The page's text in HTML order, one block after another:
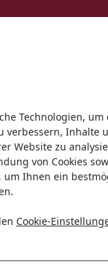
Technologien, um
verbessern, Inhalte
Website zu
von Cookies
Ihnen ein
Cookie-
Tierarten
Dogs'n Tiger